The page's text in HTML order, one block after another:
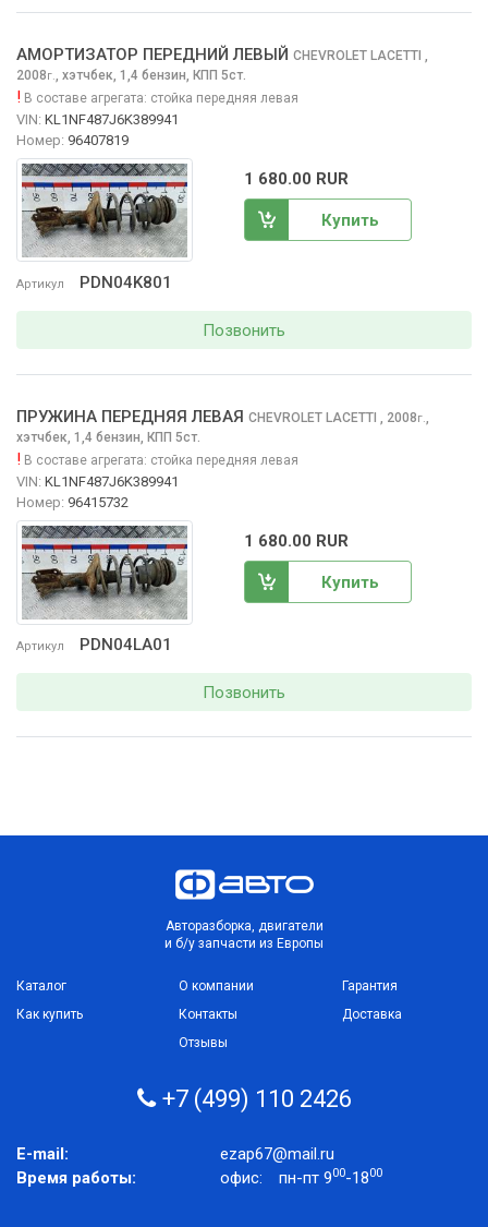
Артикул PDN04K801
АМОРТИЗАТОР ПЕРЕДНИЙ ЛЕВЫЙ CHEVROLET LACETTI
2008г. хэтчбек, 1,4 бензин, КПП 5ст.
! В составе агрегата: стойка передняя левая
VIN: KL1NF487J6K389941
Номер: 96407819
1 680.00 RUR
Купить
Позвонить
Артикул PDN04LA01
ПРУЖИНА ПЕРЕДНЯЯ ЛЕВАЯ CHEVROLET LACETTI , 2008г.
хэтчбек, 1,4 бензин, КПП 5ст.
! В составе агрегата: стойка передняя левая
VIN: KL1NF487J6K389941
Номер: 96415732
1 680.00 RUR
Купить
Позвонить
Авторазборка, двигатели
и б/у запчасти из Европы
Каталог
Как купить
О компании
Контакты
Отзывы
Гарантия
Доставка
+7 (499) 110 2426
E-mail:
ezap67@mail.ru
Время работы:
офис: пн-пт 900-1800